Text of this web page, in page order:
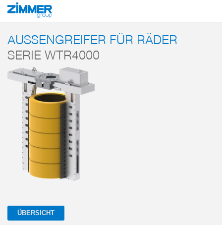
Start Produkte
AUSSENGREIFER FÜR RÄDER
SERIE WTR4000
ÜBERSICHT